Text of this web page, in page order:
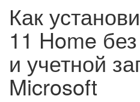
Как
11 Home
и учетной
Microsoft